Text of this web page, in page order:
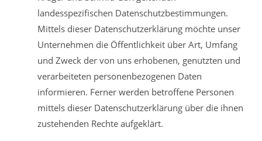
landesspezifischen Datenschutzbestimmungen.
Mittels dieser Datenschutzerklärung möchte unser
Unternehmen die Öffentlichkeit über Art, Umfang
und Zweck der von uns erhobenen, genutzten und
verarbeiteten personenbezogenen Daten
informieren. Ferner werden betroffene Personen
mittels dieser Datenschutzerklärung über die ihnen
zustehenden Rechte aufgeklärt.